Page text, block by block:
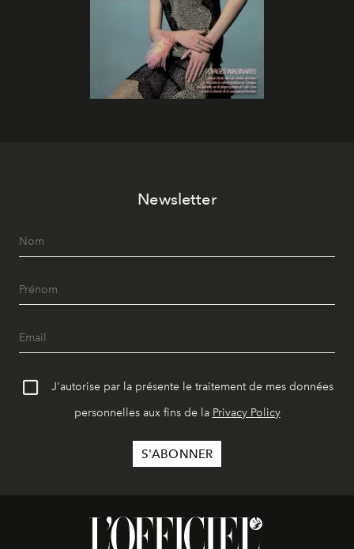
Newsletter
J'autorise par la présente le traitement de mes données
personnelles aux fins de la Privacy Policy